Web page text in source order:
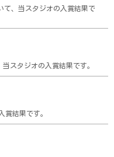
て、当スタジオの入賞結果で
スタジオの入賞結果です。
賞結果です。